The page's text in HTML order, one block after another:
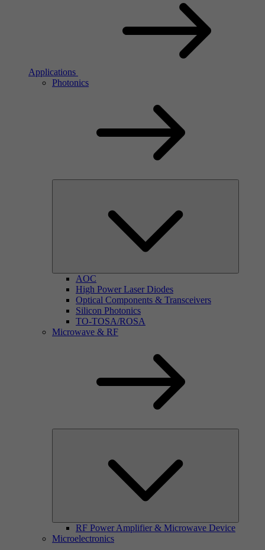
Applications
Photonics
AOC
High Power Laser Diodes
Optical Components & Transceivers
Silicon Photonics
TO-TOSA/ROSA
Microwave & RF
RF Power Amplifier & Microwave Device
Microelectronics